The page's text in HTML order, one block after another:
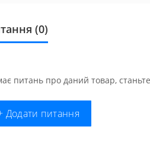
(0)
питань про даний товар,
Додати питання